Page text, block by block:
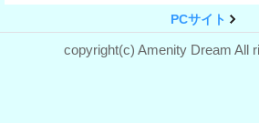
PCサイト
copyright(c) Amenity Dream All